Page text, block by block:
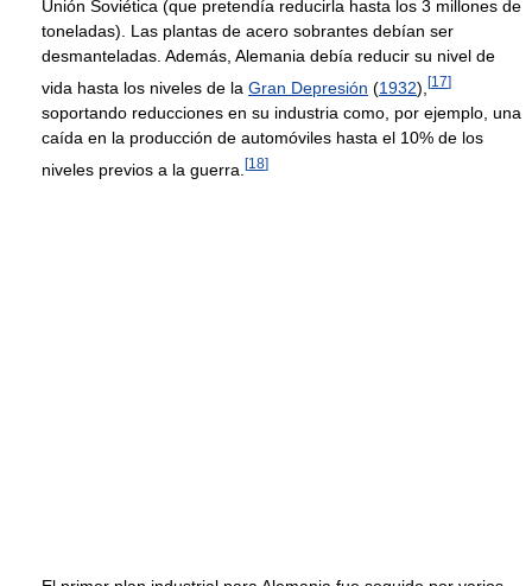
Unión Soviética (que pretendía reducirla hasta los 3 millones de
toneladas). Las plantas de acero sobrantes debían ser
desmanteladas. Además, Alemania debía reducir su nivel de
vida hasta los niveles de la Gran Depresión (1932), [17]
soportando reducciones en su industria como, por ejemplo, una
caída en la producción de automóviles hasta el 10% de los
niveles previos a la guerra. [18]